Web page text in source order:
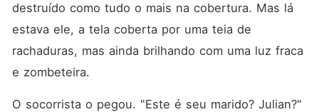
destruído como tudo o mais na cobertura. Mas lá
estava ele, a tela coberta por uma teia de
rachaduras, mas ainda brilhando com uma luz fraca
e zombeteira.
O socorrista o pegou. "Este é seu marido? Julian?"